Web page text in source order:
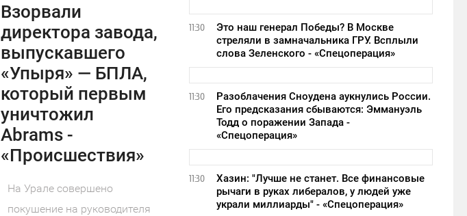
Взорвали
директора завода,
выпускавшего
«Упыря» — БПЛА,
который первым
уничтожил
Abrams -
«Происшествия»
На Урале совершено
покушение на руководителя
11:30
Это наш генерал Победы? В Москве
стреляли в замначальника ГРУ. Всплыли
слова Зеленского - «Спецоперация»
11:30
Разоблачения Сноудена аукнулись России.
Его предсказания сбываются: Эммануэль
Тодд о поражении Запада -
«Спецоперация»
11:30
Хазин: "Лучше не станет. Все финансовые
рычаги в руках либералов, у людей уже
украли миллиарды" - «Спецоперация»